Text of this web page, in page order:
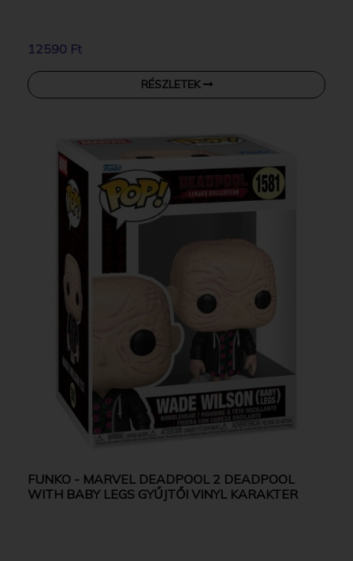
12590 Ft
RÉSZLETEK
FUNKO - MARVEL DEADPOOL 2 DEADPOOL
WITH BABY LEGS GYŰJTŐI VINYL KARAKTER